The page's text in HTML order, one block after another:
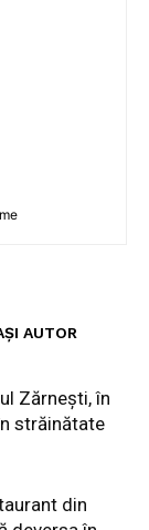
AUTOR
Zărnești, în
străinătate
din